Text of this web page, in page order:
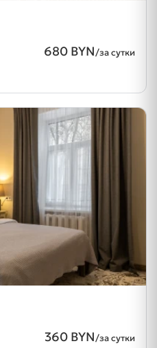
680 BYN/за сутки
360 BYN/за сутки